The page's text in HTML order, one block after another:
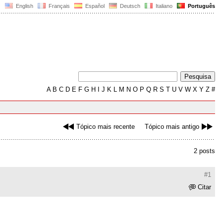
English Français Español Deutsch Italiano Português
AB C D E F G H J K L M N O P Q R S T U V W X Y Z #
Tópico mais recente Tópico mais antigo
2 posts
#1
Citar